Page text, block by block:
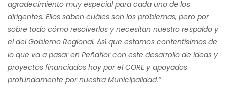
agradecimiento muy especial para cada uno de los
dirigentes. Ellos saben cuáles son los problemas, pero por
sobre todo cómo resolverlos y necesitan nuestro respaldo y
el del Gobierno Regional. Así que estamos contentísimos de
lo que va a pasar en Peñaflor con este desarrollo de ideas y
proyectos financiados hoy por el CORE y apoyados
profundamente por nuestra Municipalidad.”